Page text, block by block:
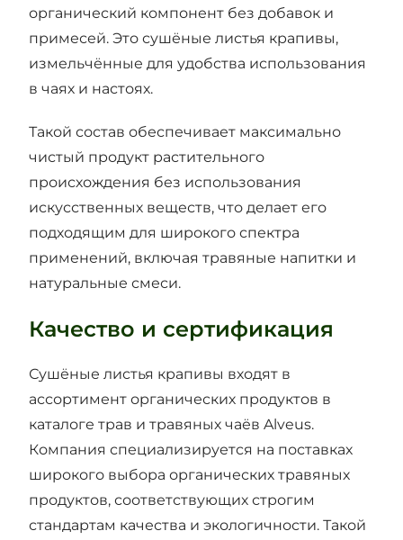
органический компонент без добавок и
примесей. Это сушёные листья крапивы,
измельчённые для удобства использования
в чаях и настоях.
Такой состав обеспечивает максимально
чистый продукт растительного
происхождения без использования
искусственных веществ, что делает его
подходящим для широкого спектра
применений, включая травяные напитки и
натуральные смеси.
Качество и сертификация
Сушёные листья крапивы входят в
ассортимент органических продуктов в
каталоге трав и травяных чаёв Alveus.
Компания специализируется на поставках
широкого выбора органических травяных
продуктов, соответствующих строгим
стандартам качества и экологичности. Такой